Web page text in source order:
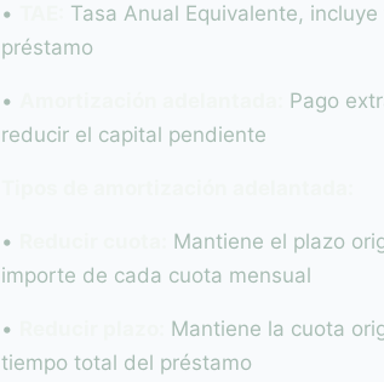
•
Tasa Anual Equivalente,
préstamo
•
Pago
reducir el capital pendiente
•
Mantiene el plazo
importe de cada cuota mensual
•
Mantiene la cuota
tiempo total del préstamo